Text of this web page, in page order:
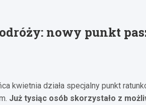
nowy punkt
kwietnia działa specjalny punkt
Już tysiąc osób skorzystało z